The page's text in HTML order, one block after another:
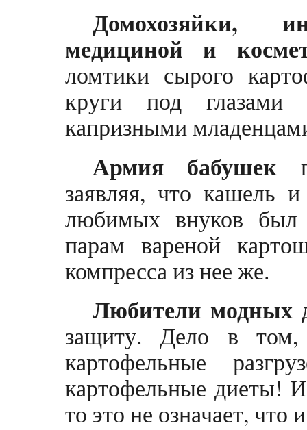
Домохозяйки,
медициной и
ломтики сырого
круги под
капризными
Армия бабушек
заявляя, что кашель
любимых внуков был
парам вареной
компресса из нее же.
Любители модных
защиту. Дело в том,
картофельные
картофельные диеты!
то это не означает, что